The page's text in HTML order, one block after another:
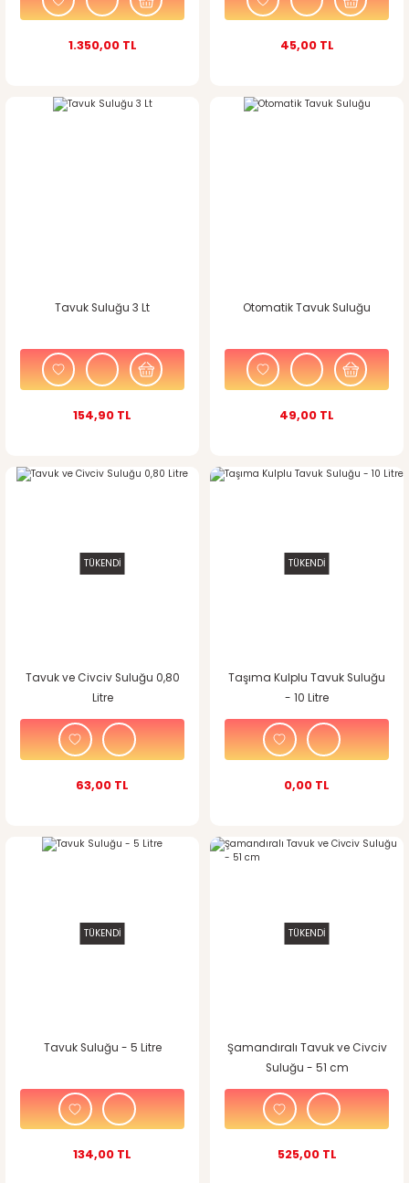
1.350,00 TL 45,00 TL
Tavuk Suluğu 3 Lt
154,90 TL
Otomatik Tavuk Suluğu
49,00 TL
TÜKENDİ
Tavuk ve Civciv Suluğu 0,80
Litre
63,00 TL
TÜKENDİ
Taşıma Kulplu Tavuk Suluğu
- 10 Litre
0,00 TL
TÜKENDİ
Tavuk Suluğu - 5 Litre
134,00 TL
TÜKENDİ
Şamandıralı Tavuk ve Civciv
Suluğu - 51 cm
525,00 TL